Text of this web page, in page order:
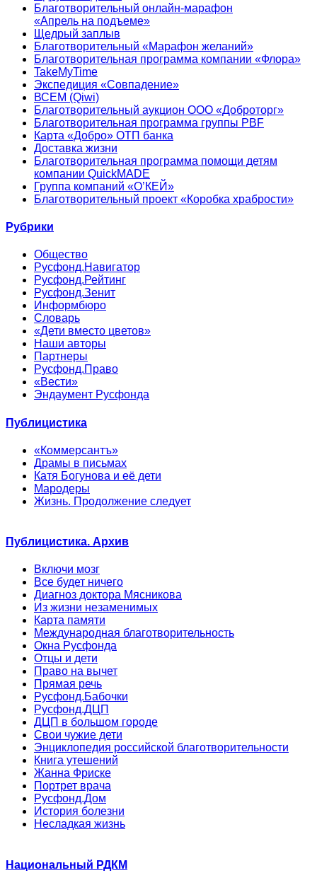
Благотворительный онлайн‑марафон
«Апрель на подъеме»
Щедрый заплыв
Благотворительный «Марафон желаний»
Благотворительная программа компании «Флора»
TakeMyTime
Экспедиция «Совпадение»
ВСЕМ (Qiwi)
Благотворительный аукцион ООО «Доброторг»
Благотворительная программа группы PBF
Карта «Добро» ОТП банка
Доставка жизни
Благотворительная программа помощи детям
компании QuickMADE
Группа компаний «О’КЕЙ»
Благотворительный проект «Коробка храбрости»
Рубрики
Общество
Русфонд.Навигатор
Русфонд.Рейтинг
Русфонд.Зенит
Информбюро
Словарь
«Дети вместо цветов»
Наши авторы
Партнеры
Русфонд.Право
«Вести»
Эндаумент Русфонда
Публицистика
«Коммерсантъ»
Драмы в письмах
Катя Богунова и её дети
Мародеры
Жизнь. Продолжение следует
Публицистика. Архив
Включи мозг
Все будет ничего
Диагноз доктора Мясникова
Из жизни незаменимых
Карта памяти
Международная благотворительность
Окна Русфонда
Отцы и дети
Право на вычет
Прямая речь
Русфонд.Бабочки
Русфонд.ДЦП
ДЦП в большом городе
Свои чужие дети
Энциклопедия российской благотворительности
Книга утешений
Жанна Фриске
Портрет врача
Русфонд.Дом
История болезни
Несладкая жизнь
Национальный РДКМ